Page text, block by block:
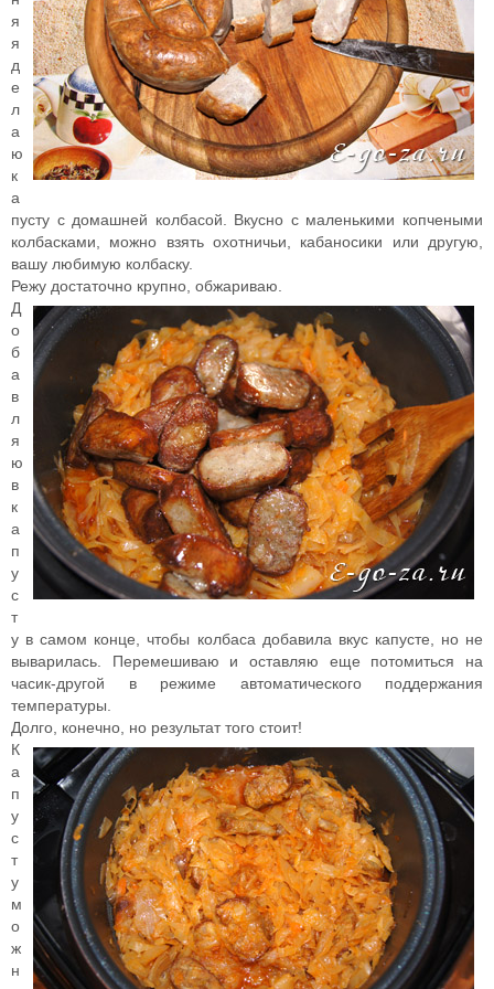
я
я
д
е
л
а
ю
к
а
пусту с домашней колбасой. Вкусно с маленькими копчеными
колбасками, можно взять охотничьи, кабаносики или другую,
вашу любимую колбаску.
Режу достаточно крупно, обжариваю.
Д
о
б
а
в
л
я
ю
в
к
а
п
у
с
т
у в самом конце, чтобы колбаса добавила вкус капусте, но не
выварилась. Перемешиваю и оставляю еще потомиться на
часик-другой в режиме автоматического поддержания
температуры.
Долго, конечно, но результат того стоит!
К
а
п
у
с
т
у
м
о
ж
н